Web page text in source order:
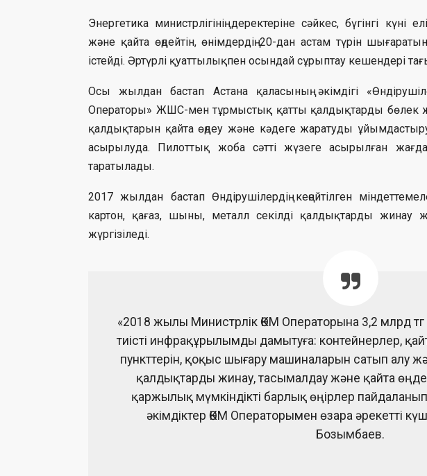
Энергетика министрлігінің деректеріне сәйкес, бүгінгі
және қайта өңдейтін, өнімдердің 20-дан астам түрін
істейді. Әртүрлі қуаттылықпен осындай сұрыптау кешендері
Осы жылдан бастап Астана қаласының әкімдігі
Операторы» ЖШС-мен тұрмыстық қатты қалдықтарды бөлек
қалдықтарын қайта өңдеу және кәдеге жаратуды
асырылуда. Пилоттық жоба сәтті жүзеге асырылған
таратылады.
2017 жылдан бастап Өндірушілердің кеңейтілген
картон, қағаз, шыны, металл секілді қалдықтарды жинау
жүргізіледі.
«2018 жылы Министрлік ӨКМ Операторына 3,2 млрд
тиісті инфрақұрылымды дамытуға: контейнерлер,
пункттерін, қоқыс шығару машиналарын сатып алу
қалдықтарды жинау, тасымалдау және қайта
қаржылық мүмкіндікті барлық өңірлер
әкімдіктер ӨКМ Операторымен өзара әрекетті
Бозымбаев.